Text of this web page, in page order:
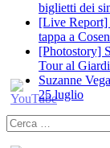
biglietti dei
[Live Report]
tappa a
[Photostory]
Tour al
Suzanne
25 luglio
Ricerca
per: